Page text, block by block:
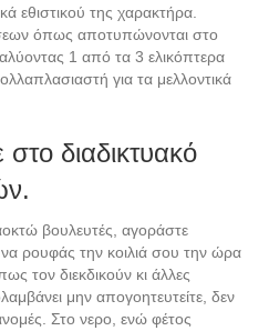
εθιστικού της χαρακτήρα.
όπως αποτυπώνονται στο
1 από τα 3 ελικόπτερα
για τα μελλοντικά
διαδικτυακό
βουλευτές, αγοράστε
ρουφάς την κοιλιά σου την ώρα
τον διεκδικούν κι άλλες
μην απογοητευτείτε, δεν
Στο νερο, ενώ φέτος